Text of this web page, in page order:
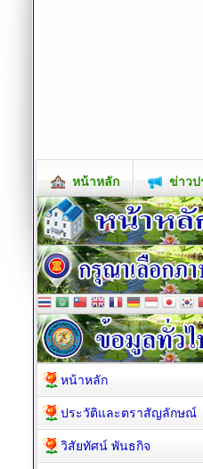
หน้าหลัก ข่าว
หน้าหลัก
ประวัติและตราสัญลักษณ์
วิสัยทัศน์ พันธกิจ